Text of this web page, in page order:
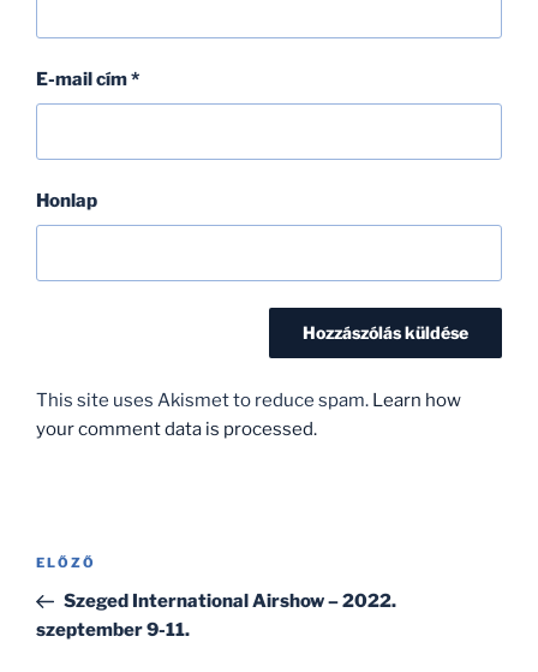
E-mail cím*
Honlap
This site uses Akismet to reduce spam. Learn how
your comment data is processed.
Bejegyzés
Korábbi
bejegyzés
ELŐZŐ
Szeged International Airshow – 2022.
szeptember 9-11.